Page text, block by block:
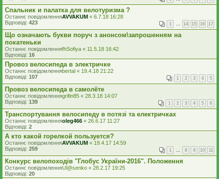
Спальник и палатка для велотуризма ?
Останнє повідомленняAVVAKUM « 6.7.18 16:28
Відповіді: 423 1 … 14 15 16 17
Що означають букви поруч з анонсом\запрошенням на
покатеньки
Останнє повідомленняfhSofiya « 11.5.18 16:42
Відповіді: 16
Провоз велосипеда в электричке
Останнє повідомленняbertal « 19.4.18 21:22
Відповіді: 107 1 2 3 4 5
Провоз велосипеда в самолёте
Останнє повідомленняgrifin85 « 28.3.18 14:07
Відповіді: 139 1 2 3 4 5 6
Транспортування велосипеду в потязі та електричках
Останнє повідомленняoleg466 « 26.6.17 11:27
Відповіді: 2
А кто какой горелкой пользуется?
Останнє повідомленняAVVAKUM « 19.4.17 14:59
Відповіді: 259 1 … 8 9 10 11
Конкурс велопоходів "Глобус України-2016". Положення
Останнє повідомленняUl@senko « 28.2.17 19:25
Відповіді: 20